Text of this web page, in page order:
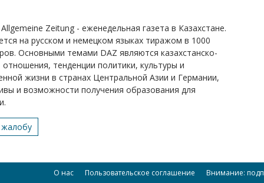
Zeitung - еженедельная газета в Казахстане.
на русском и немецком языках тиражом в 1000
Основными темами DAZ являются казахстанско-
отношения, тенденции политики, культуры и
жизни в странах Центральной Азии и Германии,
и возможности получения образования для
О нас Пользовательское соглашение Внимание: